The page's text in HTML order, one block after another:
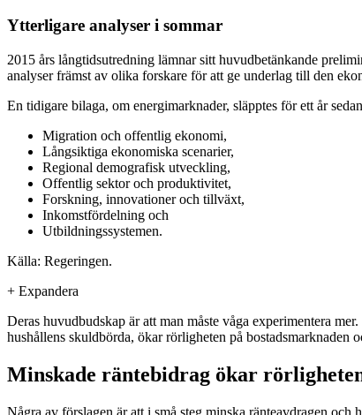
Ytterligare analyser i sommar
2015 års långtidsutredning lämnar sitt huvudbetänkande
analyser främst av olika forskare för att ge underlag till den
En tidigare bilaga, om energimarknader, släpptes för ett år
Migration och offentlig ekonomi,
Långsiktiga ekonomiska scenarier,
Regional demografisk utveckling,
Offentlig sektor och produktivitet,
Forskning, innovationer och tillväxt,
Inkomstfördelning och
Utbildningssystemen.
Källa: Regeringen.
+ Expandera
Deras huvudbudskap är att man måste våga experimentera
hushållens skuldbörda, ökar rörligheten på bostadsmarknaden
Minskade räntebidrag ökar
Några av förslagen är att i små steg minska ränteavdragen